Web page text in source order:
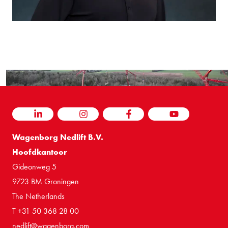
LINKEDIN INSTAGRAM FACEBOOK YOUTUBE
Wagenborg Nedlift B.V.
Hoofdkantoor
Gideonweg 5
9723 BM Groningen
The Netherlands
T +31 50 368 28 00